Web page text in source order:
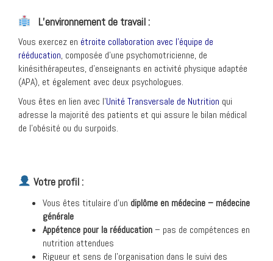
L’environnement de travail :
Vous exercez en étroite collaboration avec l’équipe de
rééducation, composée d’une psychomotricienne, de
kinésithérapeutes, d’enseignants en activité physique adaptée
(APA), et également avec deux psychologues.
Vous êtes en lien avec l’Unité Transversale de Nutrition qui
adresse la majorité des patients et qui assure le bilan médical
de l’obésité ou du surpoids.
Votre profil :
Vous êtes titulaire d’un diplôme en médecine – médecine
générale
Appétence pour la rééducation– pas de compétences en
nutrition attendues
Rigueur et sens de l’organisation dans le suivi des